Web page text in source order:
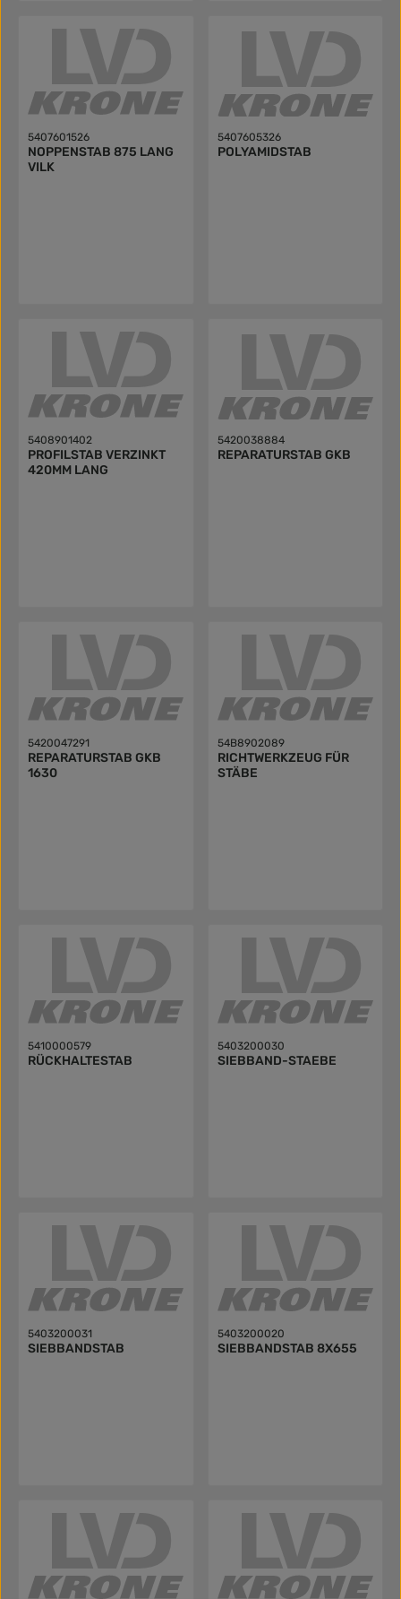
5407601526
NOPPENSTAB 875 LANG
VILK
5407605326
POLYAMIDSTAB
5408901402
PROFILSTAB VERZINKT
420MM LANG
5420038884
REPARATURSTAB GKB
5420047291
REPARATURSTAB GKB
1630
54B8902089
RICHTWERKZEUG FÜR
STÄBE
5410000579
RÜCKHALTESTAB
5403200030
SIEBBAND-STAEBE
5403200031
SIEBBANDSTAB
5403200020
SIEBBANDSTAB 8X655